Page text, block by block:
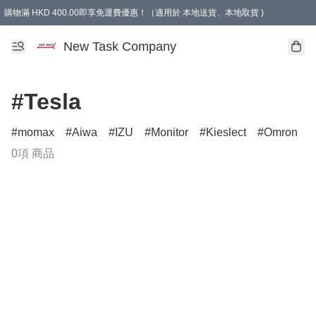
購物滿 HKD 400.00即享免運費優惠！（適用於 本地送貨、本地取貨 )
New Task Company
#Tesla
momax Aiwa IZU Monitor Kieslect Omron
0項 商品